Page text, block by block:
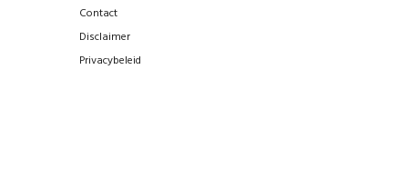
Contact
Disclaimer
Privacybeleid